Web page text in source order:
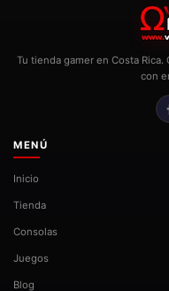
Tu tienda gamer en Costa
con
MENÚ
Inicio
Tienda
Consolas
Juegos
Blog